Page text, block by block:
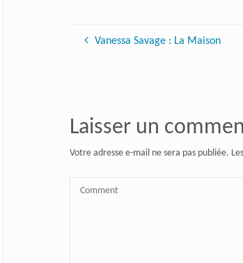
Vanessa Savage : La Maison
Laisser un
Votre adresse e-mail ne sera pas publiée.